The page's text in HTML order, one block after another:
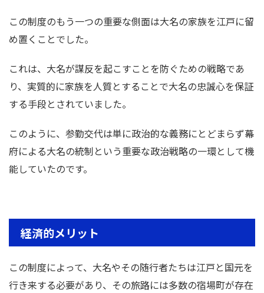
この制度のもう一つの重要な側面は大名の家族を江戸に留
め置くことでした。
これは、大名が謀反を起こすことを防ぐための戦略であ
り、実質的に家族を人質とすることで大名の忠誠心を保証
する手段とされていました。
このように、参勤交代は単に政治的な義務にとどまらず幕
府による大名の統制という重要な政治戦略の一環として機
能していたのです。
経済的メリット
この制度によって、大名やその随行者たちは江戸と国元を
行き来する必要があり、その旅路には多数の宿場町が存在